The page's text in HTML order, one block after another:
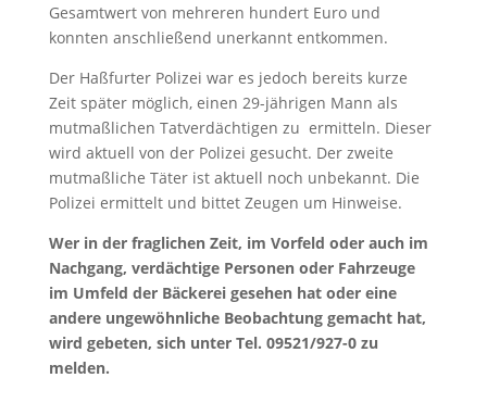
Gesamtwert von mehreren hundert Euro und
konnten anschließend unerkannt entkommen.
Der Haßfurter Polizei war es jedoch bereits kurze
Zeit später möglich, einen 29-jährigen Mann als
mutmaßlichen Tatverdächtigen zu ermitteln. Dieser
wird aktuell von der Polizei gesucht. Der zweite
mutmaßliche Täter ist aktuell noch unbekannt. Die
Polizei ermittelt und bittet Zeugen um Hinweise.
Wer in der fraglichen Zeit, im Vorfeld oder auch im
Nachgang, verdächtige Personen oder Fahrzeuge
im Umfeld der Bäckerei gesehen hat oder eine
andere ungewöhnliche Beobachtung gemacht hat,
wird gebeten, sich unter Tel. 09521/927-0 zu
melden.